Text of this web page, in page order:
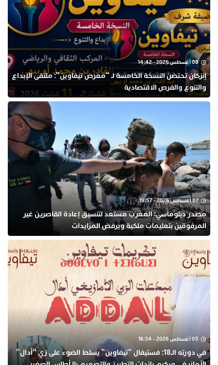
08 أغسطس 2026 - 14:42
إنزكان تحتضن النسخة الخامسة لـ “معرض تيفاوين”: ملتقى الإبداع
والتنوع والفرص الاقتصادية
07 أغسطس 2026 - 19:57
مصدر دبلوماسي: المغرب مستعد لتنسيق إعادة القاصرين غير
المرفوقين بتعليمات ملكية ويرفض المزايدات
05 أغسطس 2026 - 16:34
في دورته الـ18: فستيفال “تيفاوين” يسلط الضوء على زي “أدال”